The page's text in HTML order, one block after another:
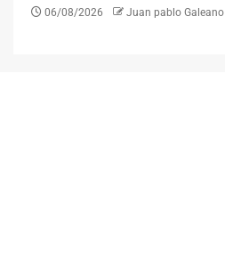
06/08/2026 Juan pablo Galeano